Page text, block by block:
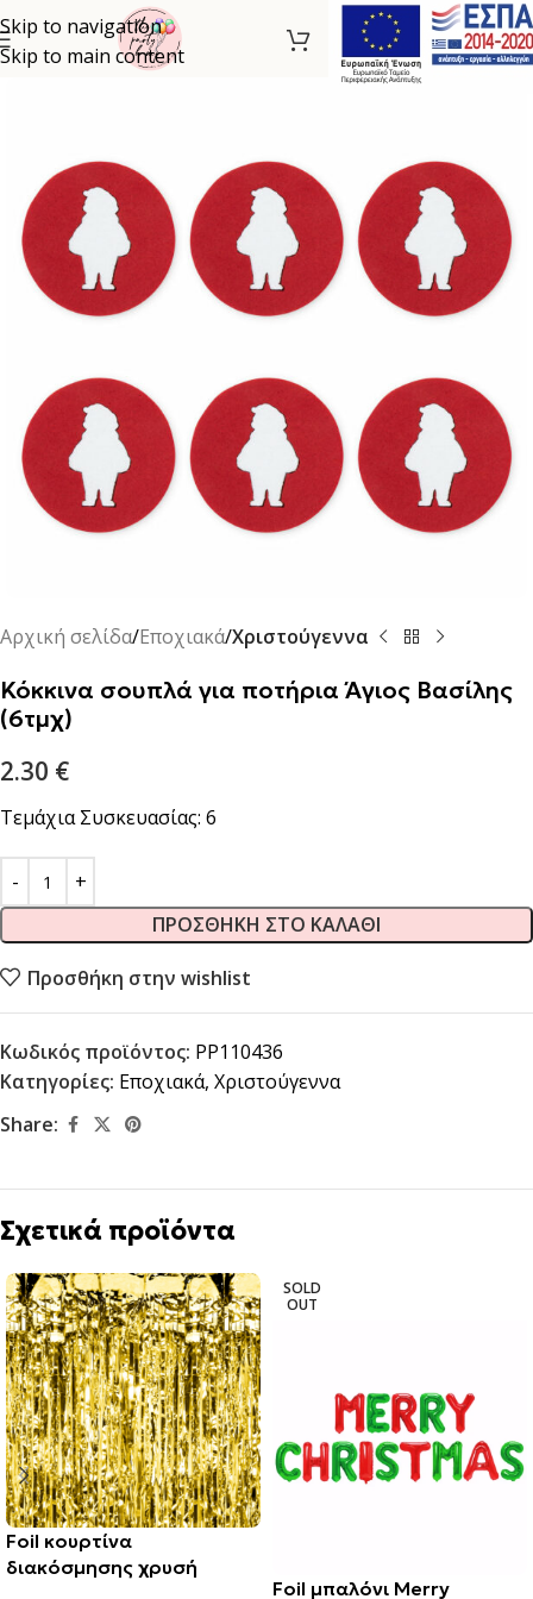
Skip to navigation
Skip to main content
Αρχική σελίδα Εποχιακά Χριστούγεννα
Κόκκινα σουπλά για ποτήρια Άγιος Βασίλης
(6τμχ)
2.30 €
Τεμάχια Συσκευασίας: 6
ΠΡΟΣΘΉΚΗ ΣΤΟ ΚΑΛΆΘΙ
Προσθήκη στην wishlist
Κωδικός προϊόντος: PP110436
Κατηγορίες: Εποχιακά, Χριστούγεννα
Share:
Σχετικά προϊόντα
Foil κουρτίνα
διακόσμησης χρυσή
SOLD
OUT
Foil μπαλόνι Merry